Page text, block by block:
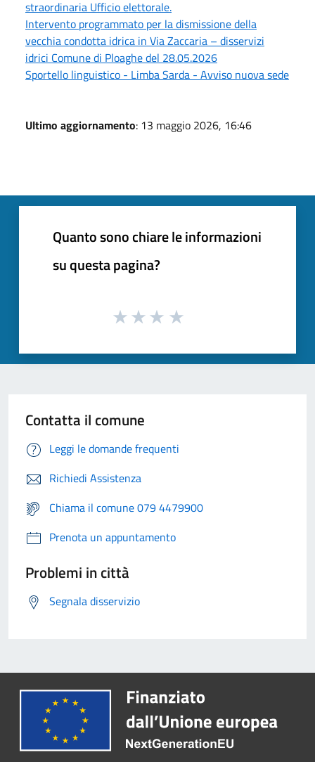
straordinaria Ufficio elettorale.
Intervento programmato per la dismissione della
vecchia condotta idrica in Via Zaccaria – disservizi
idrici Comune di Ploaghe del 28.05.2026
Sportello linguistico - Limba Sarda - Avviso nuova sede
Ultimo aggiornamento: 13 maggio 2026, 16:46
Quanto sono chiare le informazioni
su questa pagina?
Contatta il comune
Leggi le domande frequenti
Richiedi Assistenza
Chiama il comune 079 4479900
Prenota un appuntamento
Problemi in città
Segnala disservizio